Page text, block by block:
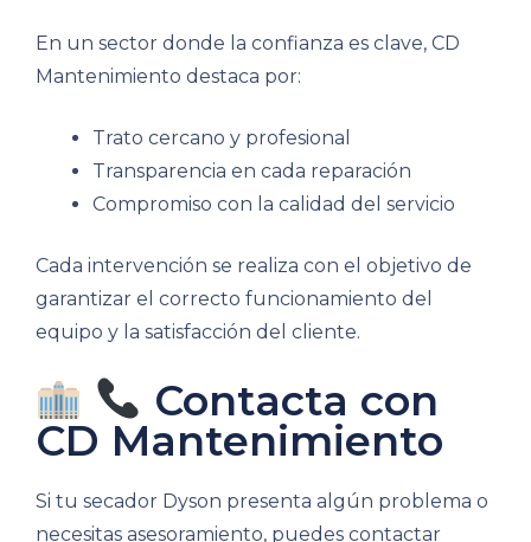
En un sector donde la confianza es clave, CD
Mantenimiento destaca por:
Trato cercano y profesional
Transparencia en cada reparación
Compromiso con la calidad del servicio
Cada intervención se realiza con el objetivo de
garantizar el correcto funcionamiento del
equipo y la satisfacción del cliente.
Contacta con
CD Mantenimiento
Si tu secador Dyson presenta algún problema o
necesitas asesoramiento, puedes contactar